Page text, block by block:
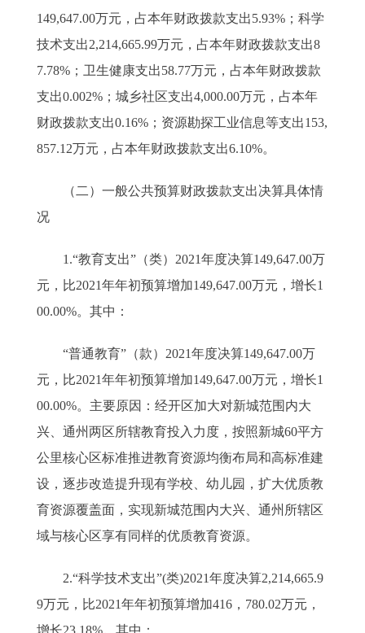
149,647.00万元，占本年财政拨款支出5.93%；科学
技术支出2,214,665.99万元，占本年财政拨款支出8
7.78%；卫生健康支出58.77万元，占本年财政拨款
支出0.002%；城乡社区支出4,000.00万元，占本年
财政拨款支出0.16%；资源勘探工业信息等支出153,
857.12万元，占本年财政拨款支出6.10%。
（二）一般公共预算财政拨款支出决算具体情
况
1.“教育支出”（类）2021年度决算149,647.00万
元，比2021年年初预算增加149,647.00万元，增长1
00.00%。其中：
“普通教育”（款）2021年度决算149,647.00万
元，比2021年年初预算增加149,647.00万元，增长1
00.00%。主要原因：经开区加大对新城范围内大
兴、通州两区所辖教育投入力度，按照新城60平方
公里核心区标准推进教育资源均衡布局和高标准建
设，逐步改造提升现有学校、幼儿园，扩大优质教
育资源覆盖面，实现新城范围内大兴、通州所辖区
域与核心区享有同样的优质教育资源。
2.“科学技术支出”(类)2021年度决算2,214,665.9
9万元，比2021年年初预算增加416，780.02万元，
增长23.18%。其中：